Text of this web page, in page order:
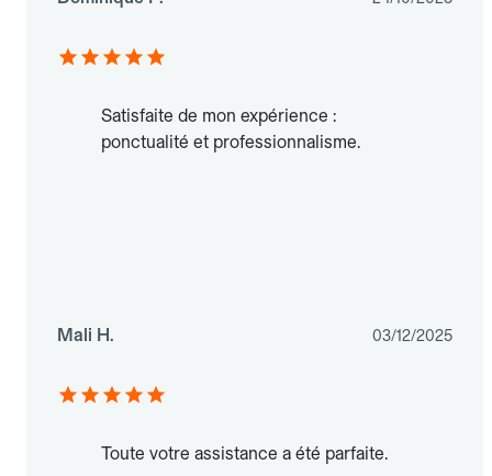
Satisfaite de mon expérience :
ponctualité et professionnalisme.
Mali H. 03/12/2025
Toute votre assistance a été parfaite.